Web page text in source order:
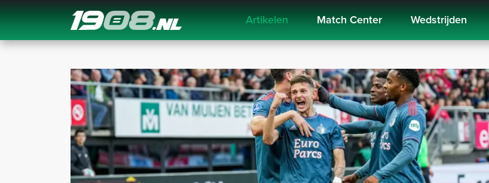
Navigation Artikelen Match Center Wedstrijden